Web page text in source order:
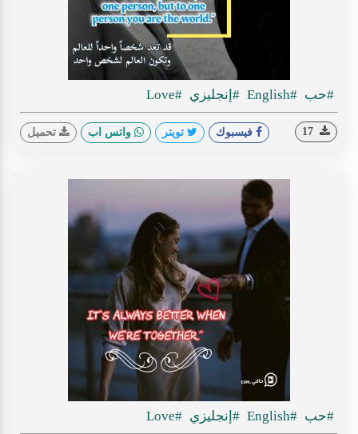
#حب #English #إنجليزي #Love
فيسبوك تويتر واتس اب تحميل
#حب #English #إنجليزي #Love